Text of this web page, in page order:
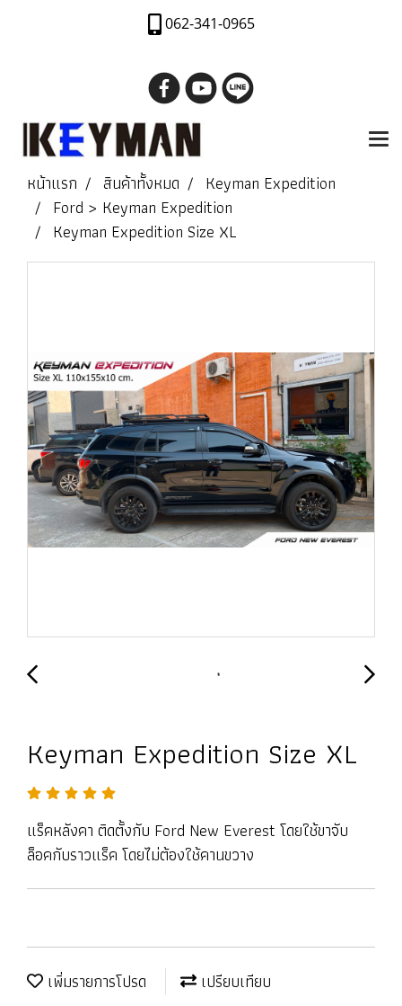
062-341-0965
หน้าแรก สินค้าทั้งหมด
Keyman Expedition
Ford > Keyman Expedition
Keyman Expedition Size XL
Keyman Expedition Size XL
แร็คหลังคา ติดตั้งกับ Ford New Everest โดยใช้ขาจับ
ล็อคกับราวแร็ค โดยไม่ต้องใช้คานขวาง
เพิ่มรายการโปรด
เปรียบเทียบ